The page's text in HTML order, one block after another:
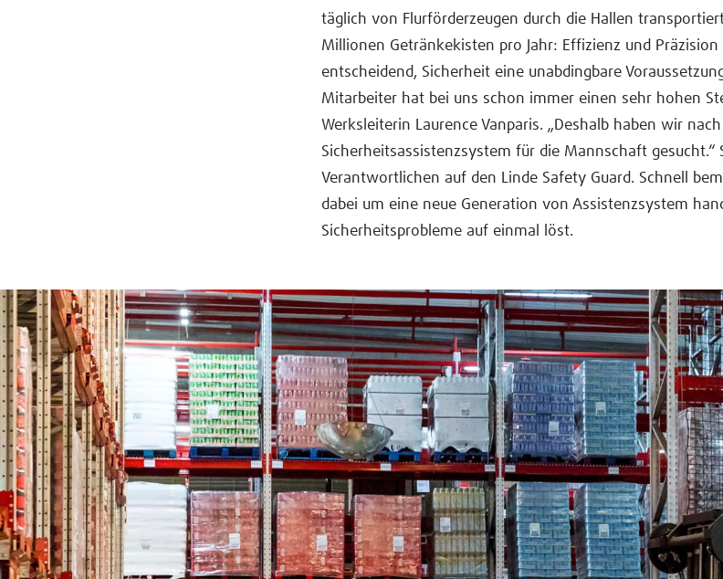
täglich von Flurförderzeugen durch die Hallen
Millionen Getränkekisten pro Jahr: Effizienz und
entscheidend, Sicherheit eine unabdingbare
Mitarbeiter hat bei uns schon immer einen sehr hohen
Werksleiterin Laurence Vanparis. „Deshalb haben wir
Sicherheitsassistenzsystem für die Mannschaft gesucht.“
Verantwortlichen auf den Linde Safety Guard. Schnell
dabei um eine neue Generation von Assistenzsystem
Sicherheitsprobleme auf einmal löst.